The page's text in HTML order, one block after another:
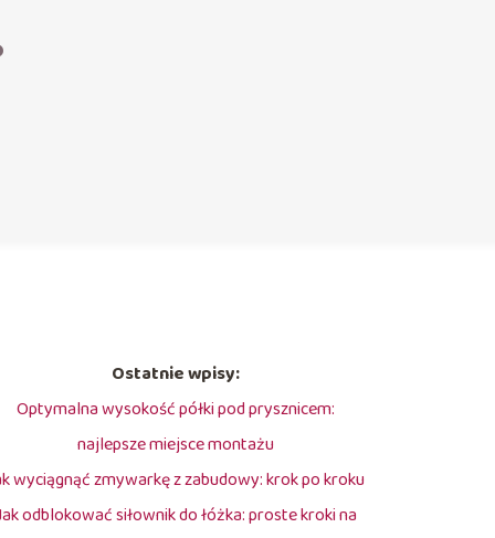
Ostatnie wpisy:
Optymalna wysokość półki pod prysznicem:
najlepsze miejsce montażu
wyciągnąć zmywarkę z zabudowy: krok po kroku
odblokować siłownik do łóżka: proste kroki na